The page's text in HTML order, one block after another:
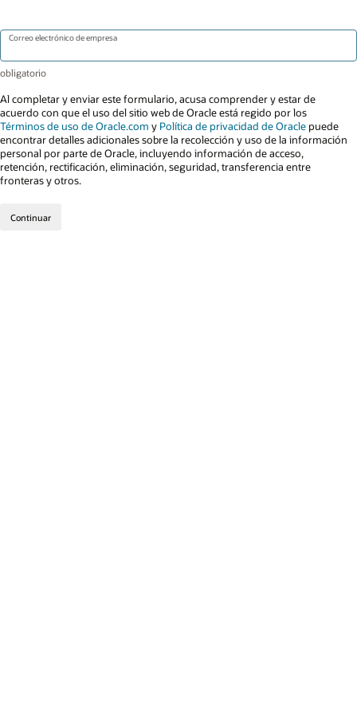
Correo electrónico de empresa
Al completar y enviar este formulario, acusa comprender y estar de
acuerdo con que el uso del sitio web de Oracle está regido por los
Términos de uso de Oracle.com y Política de privacidad de Oracle puede
encontrar detalles adicionales sobre la recolección y uso de la información
personal por parte de Oracle, incluyendo información de acceso,
retención, rectificación, eliminación, seguridad, transferencia entre
fronteras y otros.
Continuar